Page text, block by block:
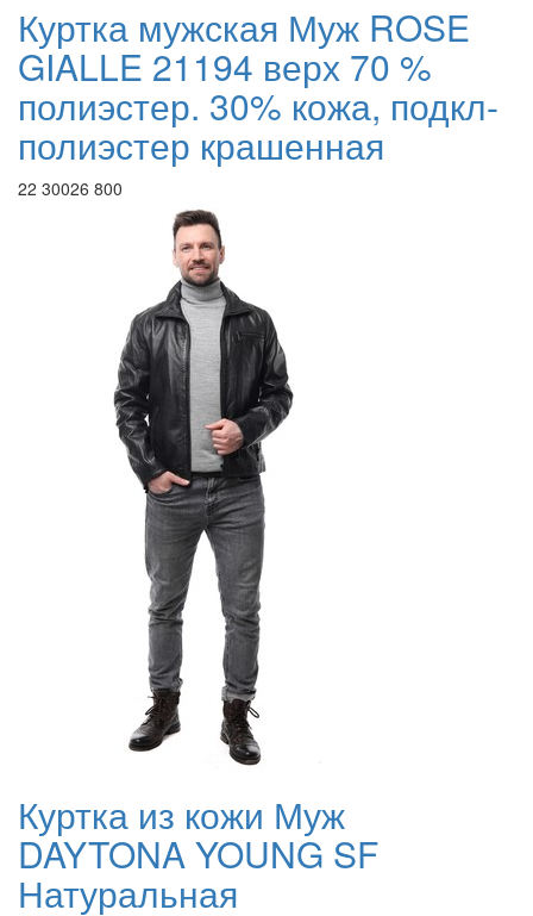
Куртка мужская Муж ROSE
GIALLE 21194 верх 70 %
полиэстер. 30% кожа, подкл-
полиэстер крашенная
22 30026 800
Куртка из кожи Муж
DAYTONA YOUNG SF
Натуральная